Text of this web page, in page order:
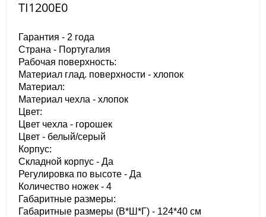
TI1200E0
Гарантия - 2 года
Страна - Португалия
Рабочая поверхность:
Материал глад. поверхности - хлопок
Материал:
Материал чехла - хлопок
Цвет:
Цвет чехла - горошек
Цвет - белый/серый
Корпус:
Складной корпус - Да
Регулировка по высоте - Да
Количество ножек - 4
Габаритные размеры:
Габаритные размеры (В*Ш*Г) - 124*40 см